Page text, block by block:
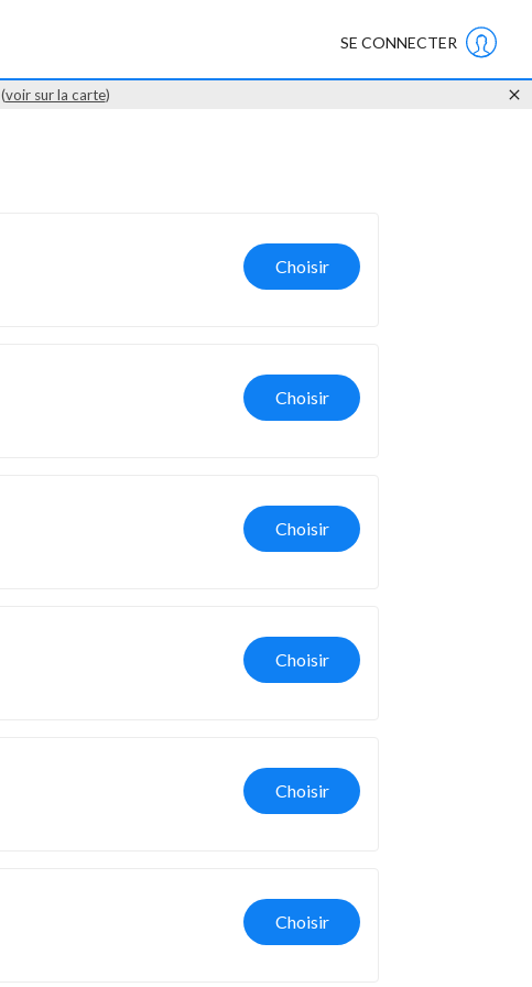
SE CONNECTER
(voir sur la carte)
Choisir
Choisir
Choisir
Choisir
Choisir
Choisir